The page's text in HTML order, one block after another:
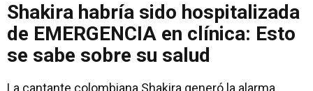
Shakira habría sido hospitalizada
de EMERGENCIA en clínica: Esto
se sabe sobre su salud
La cantante colombiana Shakira generó la alarma